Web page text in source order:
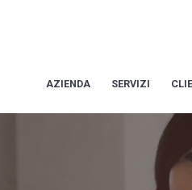
AZIENDA SERVIZI